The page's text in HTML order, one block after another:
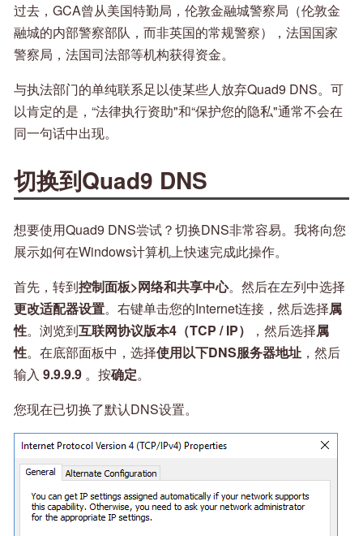
过去，GCA曾从美国特勤局，伦敦金融城警察局（伦敦金
融城的内部警察部队，而非英国的常规警察），法国国家
警察局，法国司法部等机构获得资金。
与执法部门的单纯联系足以使某些人放弃Quad9 DNS。可
以肯定的是，“法律执行资助"和“保护您的隐私"通常不会在
同一句话中出现。
切换到Quad9 DNS
想要使用Quad9 DNS尝试？切换DNS非常容易。我将向您
展示如何在Windows计算机上快速完成此操作。
首先，转到控制面板>网络和共享中心。然后在左列中选择
更改适配器设置。右键单击您的Internet连接，然后选择属
性。浏览到互联网协议版本4（TCP / IP） ，然后选择属
性。在底部面板中，选择使用以下DNS服务器地址 ，然后
输入 9.9.9.9 。按确定。
您现在已切换了默认DNS设置。